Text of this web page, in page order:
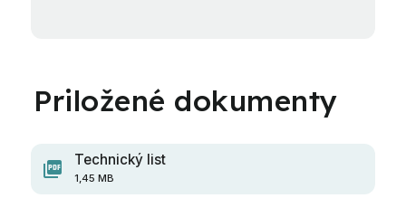
Technický list
1,45 MB